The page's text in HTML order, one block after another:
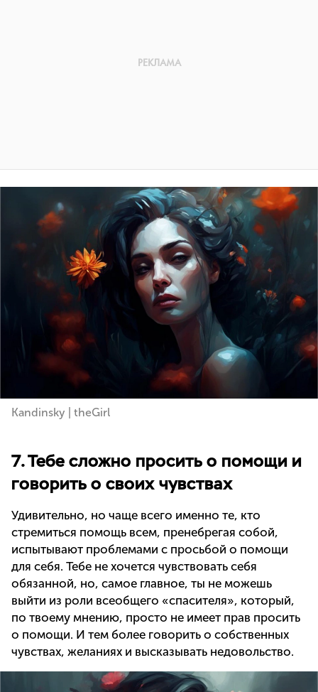
Kandinsky | theGirl
7. Тебе сложно просить о помощи и
говорить о своих чувствах
Удивительно, но чаще всего именно те, кто
стремиться помощь всем, пренебрегая собой,
испытывают проблемами с просьбой о помощи
для себя. Тебе не хочется чувствовать себя
обязанной, но, самое главное, ты не можешь
выйти из роли всеобщего «спасителя», который,
по твоему мнению, просто не имеет прав просить
о помощи. И тем более говорить о собственных
чувствах, желаниях и высказывать недовольство.